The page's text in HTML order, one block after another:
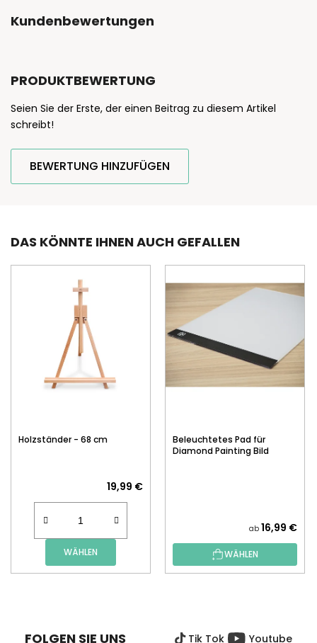
Kundenbewertungen
PRODUKTBEWERTUNG
Seien Sie der Erste, der einen Beitrag zu diesem Artikel
schreibt!
BEWERTUNG HINZUFÜGEN
DAS KÖNNTE IHNEN AUCH GEFALLEN
Holzständer - 68 cm
19,99 €
WÄHLEN
Beleuchtetes Pad für
Diamond Painting Bild
ab 16,99 €
WÄHLEN
FOLGEN SIE UNS Tik Tok Youtube